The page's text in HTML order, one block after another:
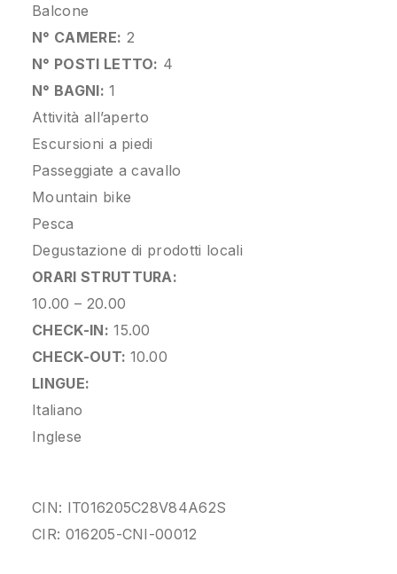
Balcone
N° CAMERE: 2
N° POSTI LETTO: 4
N° BAGNI: 1
Attività all’aperto
Escursioni a piedi
Passeggiate a cavallo
Mountain bike
Pesca
Degustazione di prodotti locali
ORARI STRUTTURA:
10.00 – 20.00
CHECK-IN: 15.00
CHECK-OUT: 10.00
LINGUE:
Italiano
Inglese
CIN: IT016205C28V84A62S
CIR: 016205-CNI-00012